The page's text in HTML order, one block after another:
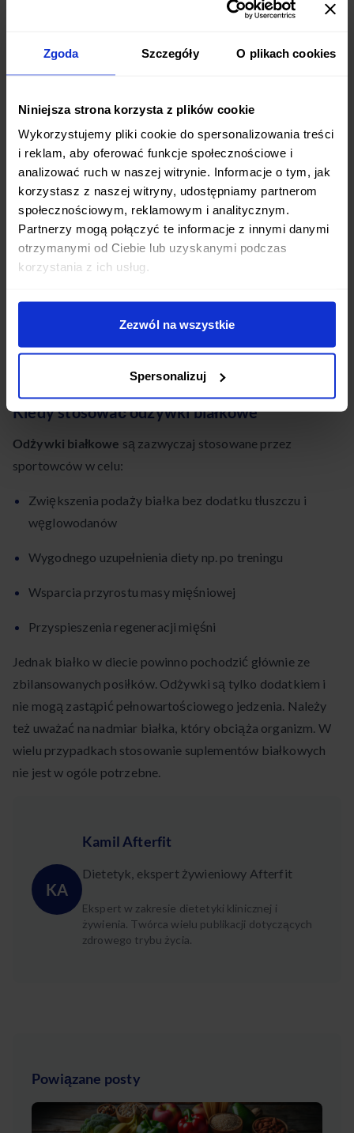
Zgoda Szczegóły O plikach cookies
Niniejsza strona korzysta z plików cookie
Wykorzystujemy pliki cookie do spersonalizowania treści
i reklam, aby oferować funkcje społecznościowe i
analizować ruch w naszej witrynie. Informacje o tym, jak
korzystasz z naszej witryny, udostępniamy partnerom
społecznościowym, reklamowym i analitycznym.
Partnerzy mogą połączyć te informacje z innymi danymi
otrzymanymi od Ciebie lub uzyskanymi podczas
korzystania z ich usług.
Zezwól na wszystkie
Spersonalizuj
Białko serwatkowe
– szybko przyswajalne, bogate w
Białko kazeinowe
– wolno uwalniane, często stosowane
na noc
Białko jaja – pełnowartościowe, dobrze przyswajalne
Białko sojowe – odpowiednie dla wegan, może mieć
działanie pro-estrogenne
Białko grochu, ryżu, konopi – alternatywy dla białka
Odżywki zazwyczaj zawierają białko w formie izolatu lub
koncentratu. Mogą też zawierać dodatki, np. witaminy,
Kiedy stosować odżywki białkowe
Odżywki białkowe są zazwyczaj stosowane przez
sportowców w celu:
Zwiększenia podaży białka bez dodatku tłuszczu i
węglowodanów
Wygodnego uzupełnienia diety np. po treningu
Wsparcia przyrostu masy mięśniowej
Przyspieszenia regeneracji mięśni
Jednak białko w diecie powinno pochodzić głównie ze
zbilansowanych posiłków. Odżywki są tylko dodatkiem i
nie mogą zastąpić pełnowartościowego jedzenia. Należy
też uważać na nadmiar białka, który obciąża organizm. W
wielu przypadkach stosowanie suplementów białkowych
nie jest w ogóle potrzebne.
KA
Kamil Afterfit
Dietetyk, ekspert żywieniowy Afterfit
Ekspert w zakresie dietetyki klinicznej i
żywienia. Twórca wielu publikacji dotyczących
zdrowego trybu życia.
Powiązane posty